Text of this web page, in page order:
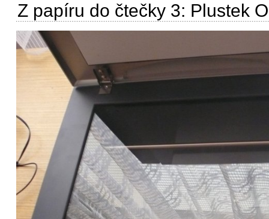
Z papíru do čtečky 3: Plustek